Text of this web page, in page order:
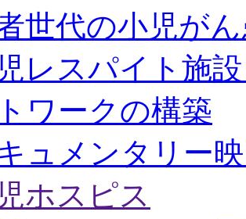
世代の小児が
レスパイト施
ワークの構築
ュメンタリー
ホスピス